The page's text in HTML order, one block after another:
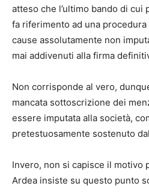
atteso che l’ultimo bando di cui
fa riferimento ad una
cause assolutamente non
mai addivenuti alla firma
Non corrisponde al vero,
mancata sottoscrizione dei
essere imputata alla società,
pretestuosamente sostenuto
Invero, non si capisce il motivo
Ardea insiste su questo punto